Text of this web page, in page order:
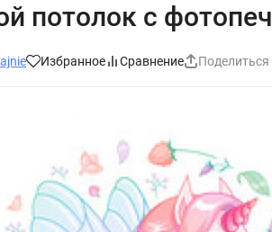
потолок с
Избранное Сравнение Поделиться